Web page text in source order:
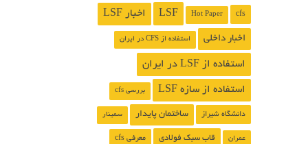
cfs
Hot Paper
LSF اخبار LSF
اخبار داخلی استفاده از CFS در ایران
استفاده از LSF در ایران
استفاده از سازه LSF بررسی cfs
دانشگاه شیراز ساختمان پایدار سمینار
عمران قاب سبک فولادی معرفی cfs